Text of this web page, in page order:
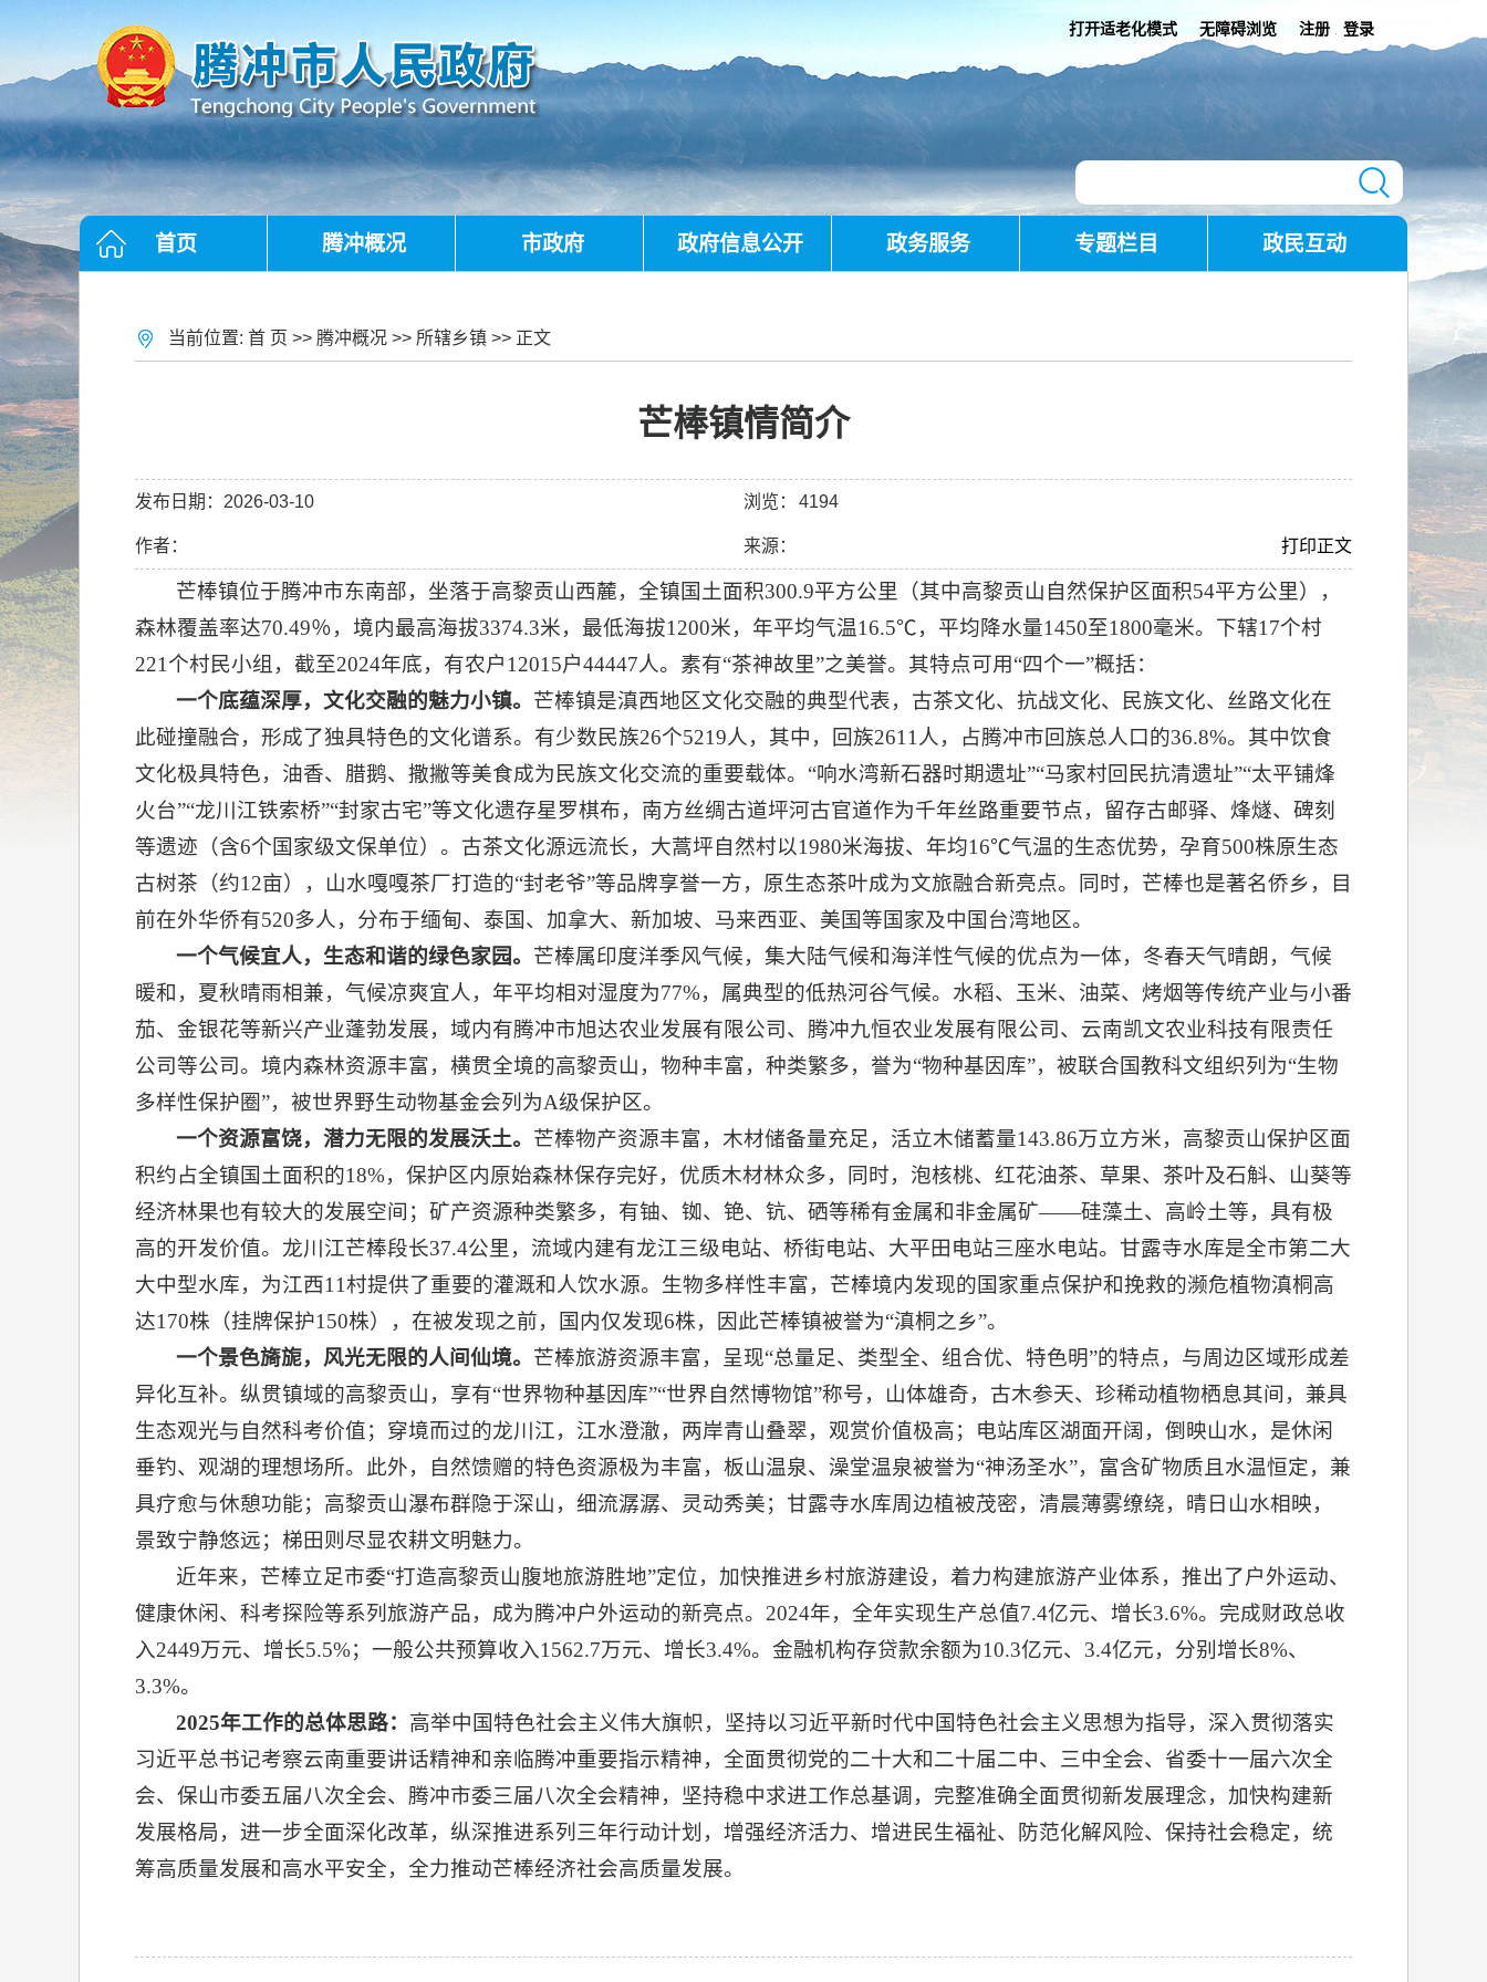
打开适老化模式 无障碍浏览 注册 登录
首页 腾冲概况 市政府 政府信息公开 政务服务 专题栏目 政民互动
当前位置: 首 页 >> 腾冲概况 >> 所辖乡镇 >> 正文
芒棒镇情简介
发布日期：2026-03-10 4194
浏览：
作者： 来源： 打印正文
芒棒镇位于腾冲市东南部，坐落于高黎贡山西麓，全镇国土面积300.9平方公里（其中高黎贡山自然保护区面积54平方公里），
森林覆盖率达70.49％，境内最高海拔3374.3米，最低海拔1200米，年平均气温16.5℃，平均降水量1450至1800毫米。下辖17个村
221个村民小组，截至2024年底，有农户12015户44447人。素有“茶神故里”之美誉。其特点可用“四个一”概括：
一个底蕴深厚，文化交融的魅力小镇。 芒棒镇是滇西地区文化交融的典型代表，古茶文化、抗战文化、民族文化、丝路文化在
此碰撞融合，形成了独具特色的文化谱系。有少数民族26个5219人，其中，回族2611人，占腾冲市回族总人口的36.8%。其中饮食
文化极具特色，油香、腊鹅、撒撇等美食成为民族文化交流的重要载体。“响水湾新石器时期遗址”“马家村回民抗清遗址”“太平铺烽
火台”“龙川江铁索桥”“封家古宅”等文化遗存星罗棋布，南方丝绸古道坪河古官道作为千年丝路重要节点，留存古邮驿、烽燧、碑刻
等遗迹（含6个国家级文保单位）。古茶文化源远流长，大蒿坪自然村以1980米海拔、年均16℃气温的生态优势，孕育500株原生态
古树茶（约12亩），山水嘎嘎茶厂打造的“封老爷”等品牌享誉一方，原生态茶叶成为文旅融合新亮点。同时，芒棒也是著名侨乡，目
前在外华侨有520多人，分布于缅甸、泰国、加拿大、新加坡、马来西亚、美国等国家及中国台湾地区。
一个气候宜人，生态和谐的绿色家园。 芒棒属印度洋季风气候，集大陆气候和海洋性气候的优点为一体，冬春天气晴朗，气候
暖和，夏秋晴雨相兼，气候凉爽宜人，年平均相对湿度为77%，属典型的低热河谷气候。水稻、玉米、油菜、烤烟等传统产业与小番
茄、金银花等新兴产业蓬勃发展，域内有腾冲市旭达农业发展有限公司、腾冲九恒农业发展有限公司、云南凯文农业科技有限责任
公司等公司。境内森林资源丰富，横贯全境的高黎贡山，物种丰富，种类繁多，誉为“物种基因库”，被联合国教科文组织列为“生物
多样性保护圈”，被世界野生动物基金会列为A级保护区。
一个资源富饶，潜力无限的发展沃土。 芒棒物产资源丰富，木材储备量充足，活立木储蓄量143.86万立方米，高黎贡山保护区面
积约占全镇国土面积的18%，保护区内原始森林保存完好，优质木材林众多，同时，泡核桃、红花油茶、草果、茶叶及石斛、山葵等
经济林果也有较大的发展空间；矿产资源种类繁多，有铀、铷、铯、钪、硒等稀有金属和非金属矿——硅藻土、高岭土等，具有极
高的开发价值。龙川江芒棒段长37.4公里，流域内建有龙江三级电站、桥街电站、大平田电站三座水电站。甘露寺水库是全市第二大
大中型水库，为江西11村提供了重要的灌溉和人饮水源。生物多样性丰富，芒棒境内发现的国家重点保护和挽救的濒危植物滇桐高
达170株（挂牌保护150株），在被发现之前，国内仅发现6株，因此芒棒镇被誉为“滇桐之乡”。
一个景色旖旎， 风光无限的人间仙境。 芒棒旅游资源丰富，呈现“总量足、类型全、组合优、特色明”的特点，与周边区域形成差
异化互补。纵贯镇域的高黎贡山，享有“世界物种基因库”“世界自然博物馆”称号，山体雄奇，古木参天、珍稀动植物栖息其间，兼具
生态观光与自然科考价值；穿境而过的龙川江，江水澄澈，两岸青山叠翠，观赏价值极高；电站库区湖面开阔，倒映山水，是休闲
垂钓、观湖的理想场所。此外，自然馈赠的特色资源极为丰富，板山温泉、澡堂温泉被誉为“神汤圣水”，富含矿物质且水温恒定，兼
具疗愈与休憩功能；高黎贡山瀑布群隐于深山，细流潺潺、灵动秀美；甘露寺水库周边植被茂密，清晨薄雾缭绕，晴日山水相映，
景致宁静悠远；梯田则尽显农耕文明魅力。
近年来，芒棒立足市委“打造高黎贡山腹地旅游胜地”定位，加快推进乡村旅游建设，着力构建旅游产业体系，推出了户外运动、
健康休闲、科考探险等系列旅游产品，成为腾冲户外运动的新亮点。2024年，全年实现生产总值7.4亿元、增长3.6%。完成财政总收
入2449万元、增长5.5%；一般公共预算收入1562.7万元、增长3.4%。金融机构存贷款余额为10.3亿元、3.4亿元，分别增长8%、
3.3%。
2025年工作的总体思路： 高举中国特色社会主义伟大旗帜，坚持以习近平新时代中国特色社会主义思想为指导，深入贯彻落实
习近平总书记考察云南重要讲话精神和亲临腾冲重要指示精神，全面贯彻党的二十大和二十届二中、三中全会、省委十一届六次全
会、保山市委五届八次全会、腾冲市委三届八次全会精神，坚持稳中求进工作总基调，完整准确全面贯彻新发展理念，加快构建新
发展格局，进一步全面深化改革，纵深推进系列三年行动计划，增强经济活力、增进民生福祉、防范化解风险、保持社会稳定，统
筹高质量发展和高水平安全，全力推动芒棒经济社会高质量发展。